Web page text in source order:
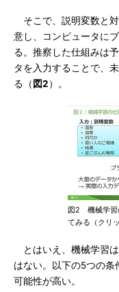
そこで、説明変数と
意し、コンピュータに
る。推察した仕組みは
タを入力することで、
る（ 図2）。
図2 機械学習
てみる（クリ
とはいえ、機械学習
はない。以下の5つの
可能性が高い。